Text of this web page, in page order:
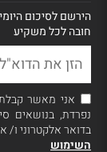
הירשם לסיכום
חובה לכל משקיע
אני מאשר
נפרדת, בנושאים
בדואר אלקטרוני ו/
השימוש